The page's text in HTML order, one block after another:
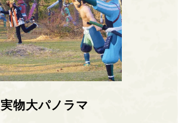
実物大パノラマ